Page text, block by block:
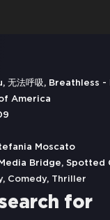
无法呼吸, Breathless
America
Moscato
Bridge, Spotted
, Comedy, Thriller
for